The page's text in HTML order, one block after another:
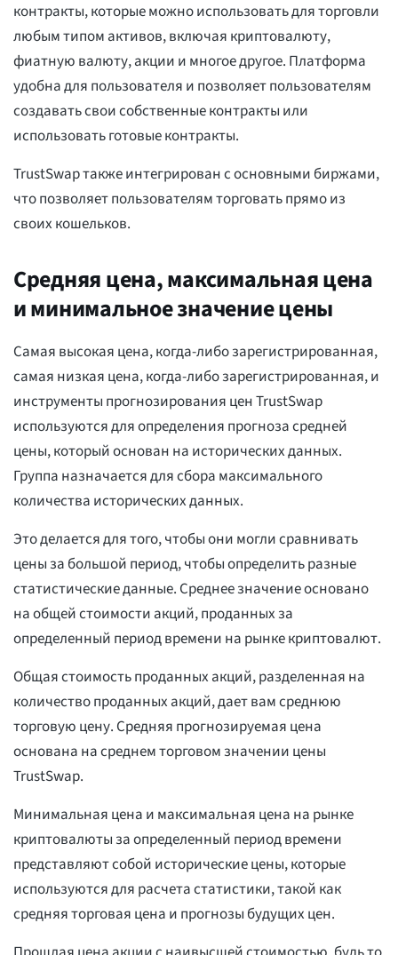
контракты, которые можно использовать для торговли
любым типом активов, включая криптовалюту,
фиатную валюту, акции и многое другое. Платформа
удобна для пользователя и позволяет пользователям
создавать свои собственные контракты или
использовать готовые контракты.
TrustSwap также интегрирован с основными биржами,
что позволяет пользователям торговать прямо из
своих кошельков.
Средняя цена, максимальная цена
и минимальное значение цены
Самая высокая цена, когда-либо зарегистрированная,
самая низкая цена, когда-либо зарегистрированная, и
инструменты прогнозирования цен TrustSwap
используются для определения прогноза средней
цены, который основан на исторических данных.
Группа назначается для сбора максимального
количества исторических данных.
Это делается для того, чтобы они могли сравнивать
цены за большой период, чтобы определить разные
статистические данные. Среднее значение основано
на общей стоимости акций, проданных за
определенный период времени на рынке криптовалют.
Общая стоимость проданных акций, разделенная на
количество проданных акций, дает вам среднюю
торговую цену. Средняя прогнозируемая цена
основана на среднем торговом значении цены
TrustSwap.
Минимальная цена и максимальная цена на рынке
криптовалюты за определенный период времени
представляют собой исторические цены, которые
используются для расчета статистики, такой как
средняя торговая цена и прогнозы будущих цен.